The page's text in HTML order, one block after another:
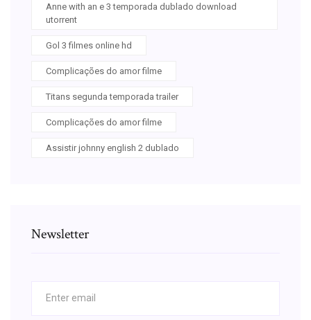
Anne with an e 3 temporada dublado download
utorrent
Gol 3 filmes online hd
Complicações do amor filme
Titans segunda temporada trailer
Complicações do amor filme
Assistir johnny english 2 dublado
Newsletter